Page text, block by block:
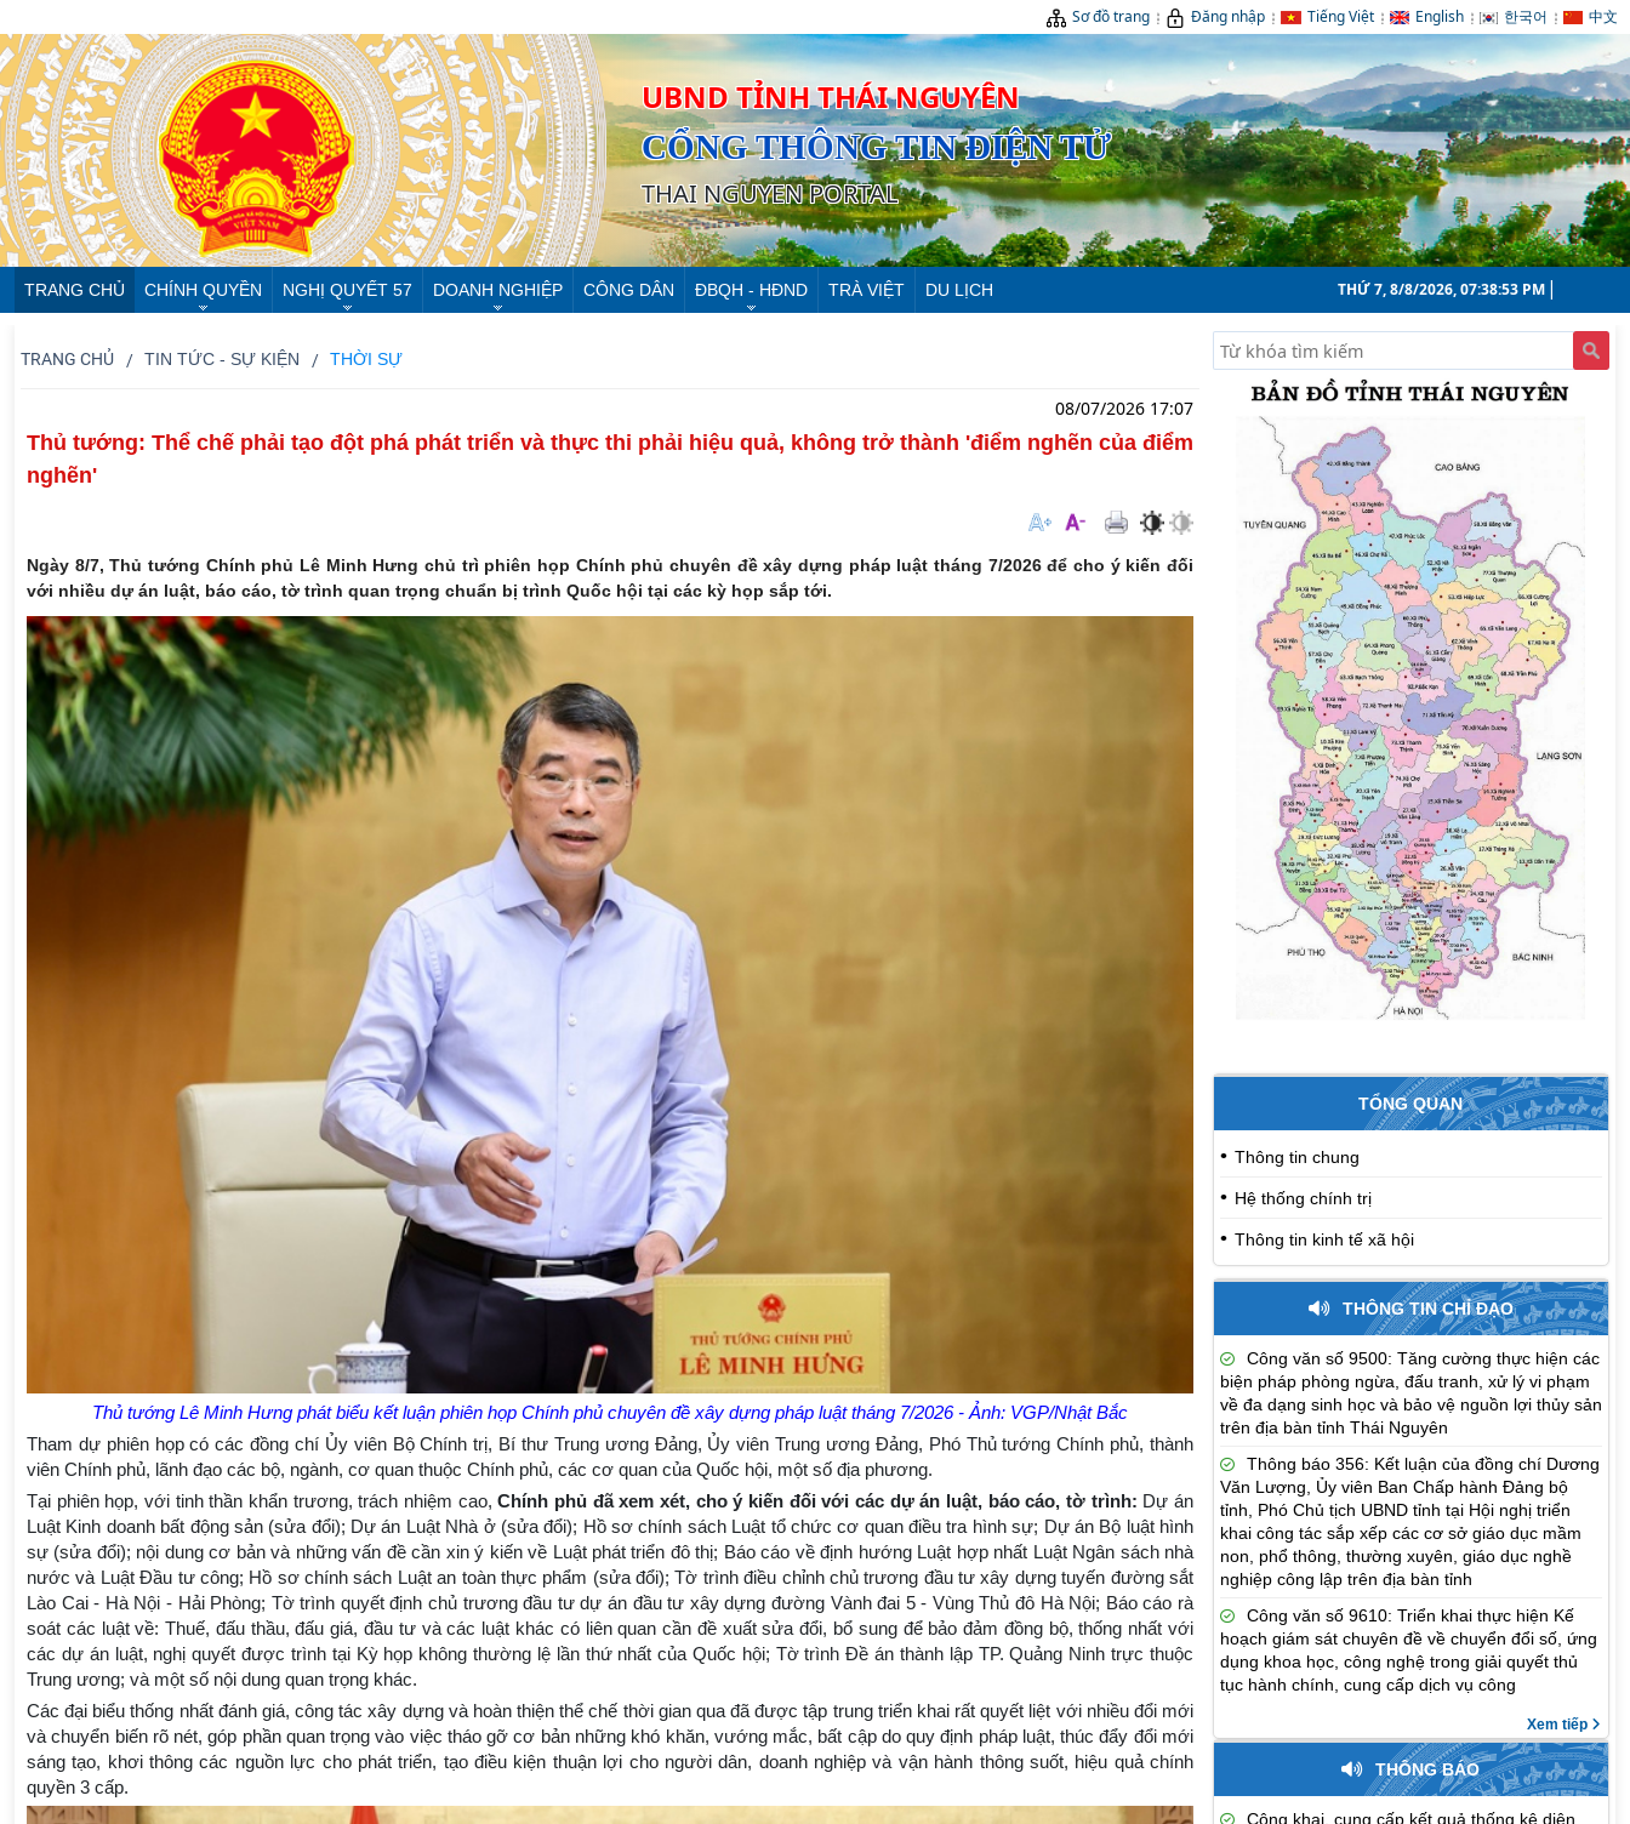
Sơ đồ trang Đăng nhập Tiếng Việt English 한국어 中文
UBND TỈNH THÁI NGUYÊN
CỔNG THÔNG TIN ĐIỆN TỬ
THAI NGUYEN PORTAL
TRANG CHỦ CHÍNH QUYỀN NGHỊ QUYẾT 57 DOANH NGHIỆP CÔNG DÂN ĐBQH - HĐND TRÀ VIỆT DU LỊCH THỨ 7, 8/8/2026, 07:38:56 PM
TRANG CHỦ TIN TỨC - SỰ KIỆN THỜI SỰ
08/07/2026 17:07
Thủ tướng: Thể chế phải tạo đột phá phát triển và thực thi phải hiệu quả, không trở thành 'điểm nghẽn của điểm
nghẽn'
Ngày 8/7, Thủ tướng Chính phủ Lê Minh Hưng chủ trì phiên họp Chính phủ chuyên đề xây dựng pháp luật tháng 7/2026 để cho ý kiến đối
với nhiều dự án luật, báo cáo, tờ trình quan trọng chuẩn bị trình Quốc hội tại các kỳ họp sắp tới.
Thủ tướng Lê Minh Hưng phát biểu kết luận phiên họp Chính phủ chuyên đề xây dựng pháp luật tháng 7/2026 - Ảnh: VGP/Nhật Bắc
Tham dự phiên họp có các đồng chí Ủy viên Bộ Chính trị, Bí thư Trung ương Đảng, Ủy viên Trung ương Đảng, Phó Thủ tướng Chính phủ, thành
viên Chính phủ, lãnh đạo các bộ, ngành, cơ quan thuộc Chính phủ, các cơ quan của Quốc hội, một số địa phương.
Tại phiên họp, với tinh thần khẩn trương, trách nhiệm cao,Chính phủ đã xem xét, cho ý kiến đối với các dự án luật, báo cáo, tờ trình: Dự án
Luật Kinh doanh bất động sản (sửa đổi); Dự án Luật Nhà ở (sửa đổi); Hồ sơ chính sách Luật tổ chức cơ quan điều tra hình sự; Dự án Bộ luật hình
sự (sửa đổi); nội dung cơ bản và những vấn đề cần xin ý kiến về Luật phát triển đô thị; Báo cáo về định hướng Luật hợp nhất Luật Ngân sách nhà
nước và Luật Đầu tư công; Hồ sơ chính sách Luật an toàn thực phẩm (sửa đổi); Tờ trình điều chỉnh chủ trương đầu tư xây dựng tuyến đường sắt
Lào Cai - Hà Nội - Hải Phòng; Tờ trình quyết định chủ trương đầu tư dự án đầu tư xây dựng đường Vành đai 5 - Vùng Thủ đô Hà Nội; Báo cáo rà
soát các luật về: Thuế, đấu thầu, đấu giá, đầu tư và các luật khác có liên quan cần đề xuất sửa đổi, bổ sung để bảo đảm đồng bộ, thống nhất với
các dự án luật, nghị quyết được trình tại Kỳ họp không thường lệ lần thứ nhất của Quốc hội; Tờ trình Đề án thành lập TP. Quảng Ninh trực thuộc
Trung ương; và một số nội dung quan trọng khác.
Các đại biểu thống nhất đánh giá, công tác xây dựng và hoàn thiện thể chế thời gian qua đã được tập trung triển khai rất quyết liệt với nhiều đổi mới
và chuyển biến rõ nét, góp phần quan trọng vào việc tháo gỡ cơ bản những khó khăn, vướng mắc, bất cập do quy định pháp luật, thúc đẩy đổi mới
sáng tạo, khơi thông các nguồn lực cho phát triển, tạo điều kiện thuận lợi cho người dân, doanh nghiệp và vận hành thông suốt, hiệu quả chính
quyền 3 cấp.
TỔNG QUAN
Thông tin chung
Hệ thống chính trị
Thông tin kinh tế xã hội
THÔNG TIN CHỈ ĐẠO
Công văn số 9500: Tăng cường thực hiện các
biện pháp phòng ngừa, đấu tranh, xử lý vi phạm
về đa dạng sinh học và bảo vệ nguồn lợi thủy sản
trên địa bàn tỉnh Thái Nguyên
Thông báo 356: Kết luận của đồng chí Dương
Văn Lượng, Ủy viên Ban Chấp hành Đảng bộ
tỉnh, Phó Chủ tịch UBND tỉnh tại Hội nghị triển
khai công tác sắp xếp các cơ sở giáo dục mầm
non, phổ thông, thường xuyên, giáo dục nghề
nghiệp công lập trên địa bàn tỉnh
Công văn số 9610: Triển khai thực hiện Kế
hoạch giám sát chuyên đề về chuyển đổi số, ứng
dụng khoa học, công nghệ trong giải quyết thủ
tục hành chính, cung cấp dịch vụ công
Xem tiếp
THÔNG BÁO
Công khai, cung cấp kết quả thống kê diện